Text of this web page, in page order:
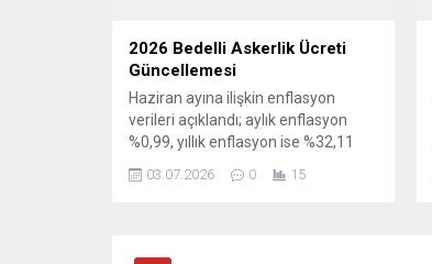
2026 Bedelli Askerlik Ücreti
Güncellemesi
Haziran ayına ilişkin enflasyon
verileri açıklandı; aylık enflasyon
%0,99, yıllık enflasyon ise %32,11
olarak kaydedildi. Bu veriler, bedelli
askerlik ücretinin yeniden
03.07.2026 0 15